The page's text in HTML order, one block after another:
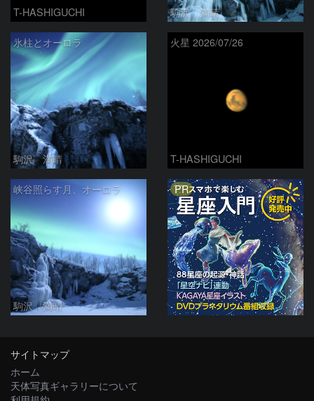
T-HASHIGUCHI 駒沢 満晴
氷柱とオーロラ
駒沢 満晴
火星 2026/07/26
T-HASHIGUCHI
峡谷照らす月、オーロラ
駒沢 満晴
PR
サイトマップ
ホーム
天体写真ギャラリーについて